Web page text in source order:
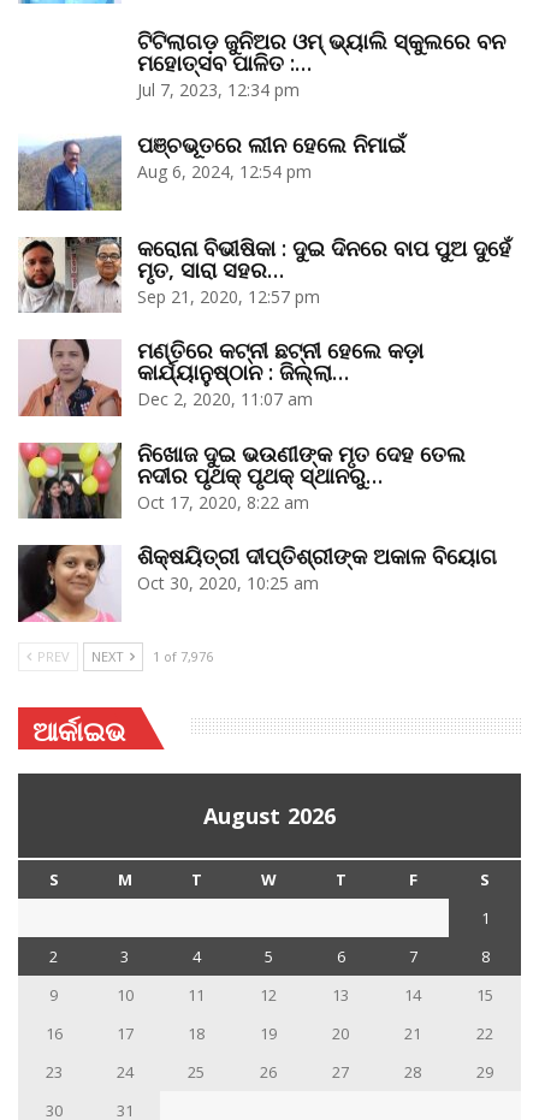
ଟିଟିଲାଗଡ଼ ଜୁନିଅର ଓମ୍‌ ଭ୍ୟାଲି ସ୍କୁଲରେ ବନ
ମହୋତ୍ସବ ପାଳିତ :…
Jul 7, 2023, 12:34 pm
ପଞ୍ଚଭୂତରେ ଲୀନ ହେଲେ ନିମାଇଁ
Aug 6, 2024, 12:54 pm
କରୋନା ବିଭୀଷିକା : ଦୁଇ ଦିନରେ ବାପ ପୁଅ ଦୁହେଁ
ମୃତ, ସାରା ସହର…
Sep 21, 2020, 12:57 pm
ମଣ୍ତିରେ କଟ୍‌ନୀ ଛଟ୍‌ନୀ ହେଲେ କଡ଼ା
କାର୍ଯ୍ୟାନୁଷ୍ଠାନ : ଜିଲ୍ଲା…
Dec 2, 2020, 11:07 am
ନିଖୋଜ ଦୁଇ ଭଉଣୀଙ୍କ ମୃତ ଦେହ ତେଲ
ନଦୀର ପୃଥକ୍‌ ପୃଥକ୍‌ ସ୍ଥାନରୁ…
Oct 17, 2020, 8:22 am
ଶିକ୍ଷୟିତ୍ରୀ ଦୀପ୍ତିଶ୍ରୀଙ୍କ ଅକାଳ ବିୟୋଗ
Oct 30, 2020, 10:25 am
PREV NEXT 1 of 7,976
ଆର୍କାଇଭ
August 2026
S M T W T F
S
1
2
3 4 5 6 7
8
9
10 11 12 13 14
15
16
17 18 19 20 21
22
23
24 25 26 27 28
29
30
31